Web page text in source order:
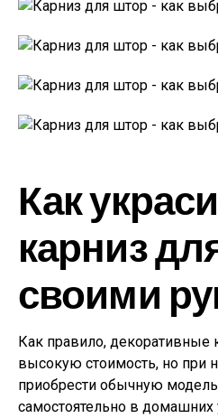
Как
карниз
своими
Как правило,
высокую стоимость, но при
приобрести обычную модель
самостоятельно в домашних